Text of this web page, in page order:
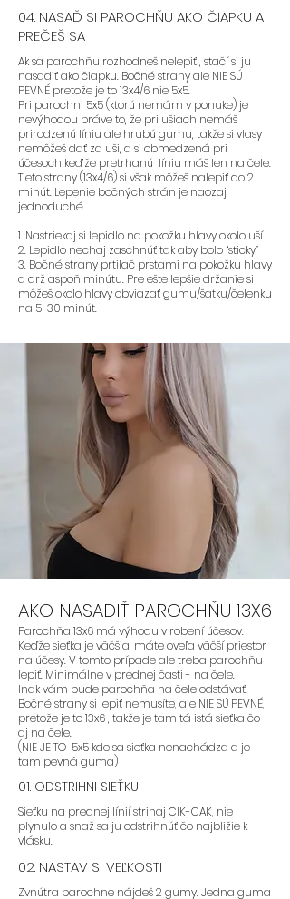
04. NASAĎ SI PAROCHŇU AKO ČIAPKU A
PREČEŠ SA
Ak sa parochňu rozhodneš nelepiť , stačí si ju
nasadiť ako čiapku. Bočné strany ale NIE SÚ
PEVNÉ pretože je to 13x4/6 nie 5x5.
Pri parochni 5x5 (ktorú nemám v ponuke) je
nevýhodou práve to, že pri ušiach nemáš
prirodzenú líniu ale hrubú gumu, takže si vlasy
nemôžeš dať za uši, a si obmedzená pri
účesoch ked’že pretrhanú líniu máš len na čele.
Tieto strany (13x4/6) si však môžeš nalepiť do 2
minút. Lepenie bočných strán je naozaj
jednoduché.
1. Nastriekaj si lepidlo na pokožku hlavy okolo uší.
2. Lepidlo nechaj zaschnúť tak aby bolo “sticky”
3. Bočné strany prtilač prstami na pokožku hlavy
a drž aspoň minútu. Pre ešte lepšie držanie si
môžeš okolo hlavy obviazať gumu/šatku/čelenku
na 5-30 minút.
AKO NASADIŤ PAROCHŇU 13X6
Parochňa 13x6 má výhodu v robení účesov.
Keďže sieťka je väčšia, máte oveľa väčší priestor
na účesy. V tomto prípade ale treba parochňu
lepiť. Minimálne v prednej časti - na čele.
Inak vám bude parochňa na čele odstávať.
Bočné strany si lepiť nemusíte, ale NIE SÚ PEVNÉ,
pretože je to 13x6 , takže je tam tá istá sieťka čo
aj na čele.
(NIE JE TO 5x5 kde sa sieťka nenachádza a je
tam pevná guma)
01. ODSTRIHNI SIEŤKU
Sieťku na prednej línií strihaj CIK-CAK, nie
plynulo a snaž sa ju odstrihnúť čo najbližie k
vlásku.
02. NASTAV SI VEĽKOSTI
Zvnútra parochne nájdeš 2 gumy. Jedna guma